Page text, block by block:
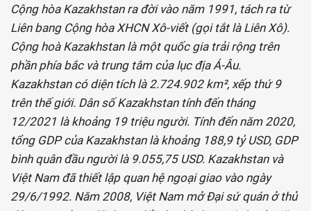
Cộng hòa Kazakhstan ra đời vào năm 1991, tách ra từ
Liên bang Cộng hòa XHCN Xô-viết (gọi tắt là Liên Xô).
Cộng hoà Kazakhstan là một quốc gia trải rộng trên
phần phía bắc và trung tâm của lục địa Á-Âu.
Kazakhstan có diện tích là 2.724.902 km², xếp thứ 9
trên thế giới. Dân số Kazakhstan tính đến tháng
12/2021 là khoảng 19 triệu người. Tính đến năm 2020,
tổng GDP của Kazakhstan là khoảng 188,9 tỷ USD, GDP
bình quân đầu người là 9.055,75 USD. Kazakhstan và
Việt Nam đã thiết lập quan hệ ngoại giao vào ngày
29/6/1992. Năm 2008, Việt Nam mở Đại sứ quán ở thủ